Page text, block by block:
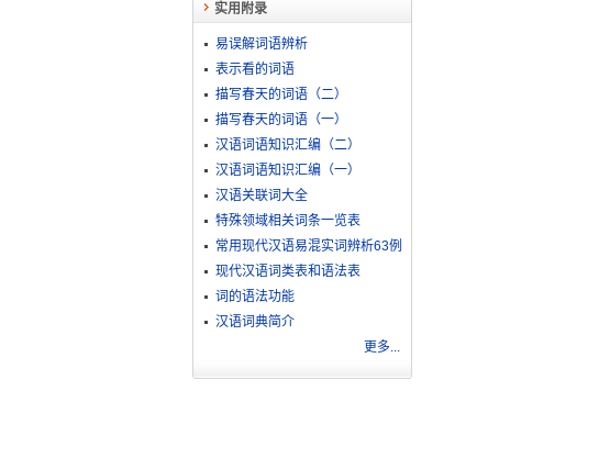
实用附录
易误解词语辨析
表示看的词语
描写春天的词语（二）
描写春天的词语（一）
汉语词语知识汇编（二）
汉语词语知识汇编（一）
汉语关联词大全
特殊领域相关词条一览表
常用现代汉语易混实词辨析63例
现代汉语词类表和语法表
词的语法功能
汉语词典简介
更多...